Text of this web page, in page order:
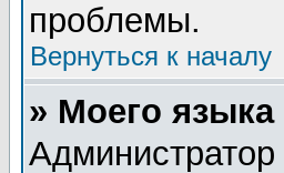
проблемы.
Вернуться к началу
» Моего языка